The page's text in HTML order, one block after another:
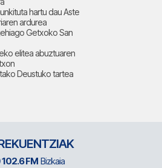
hartu dau Aste
ardurea
Getxoko San
elitea abuztuaren
Deustuko tartea
102.6 FM Bizkaia